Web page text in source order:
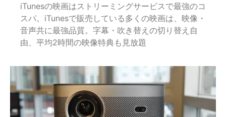
iTunesの映画はストリーミングサービスで最強のコ
スパ。iTunesで販売している多くの映画は、映像・
音声共に最強品質。字幕・吹き替えの切り替え自
由、平均2時間の映像特典も見放題